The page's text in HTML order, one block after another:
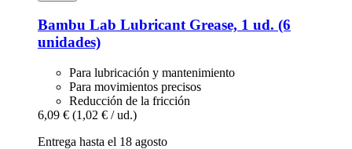
Bambu Lab Lubricant Grease, 1 ud. (6
unidades)
Para lubricación y mantenimiento
Para movimientos precisos
Reducción de la fricción
6,09 € (1,02 € / ud.)
Entrega hasta el 18 agosto